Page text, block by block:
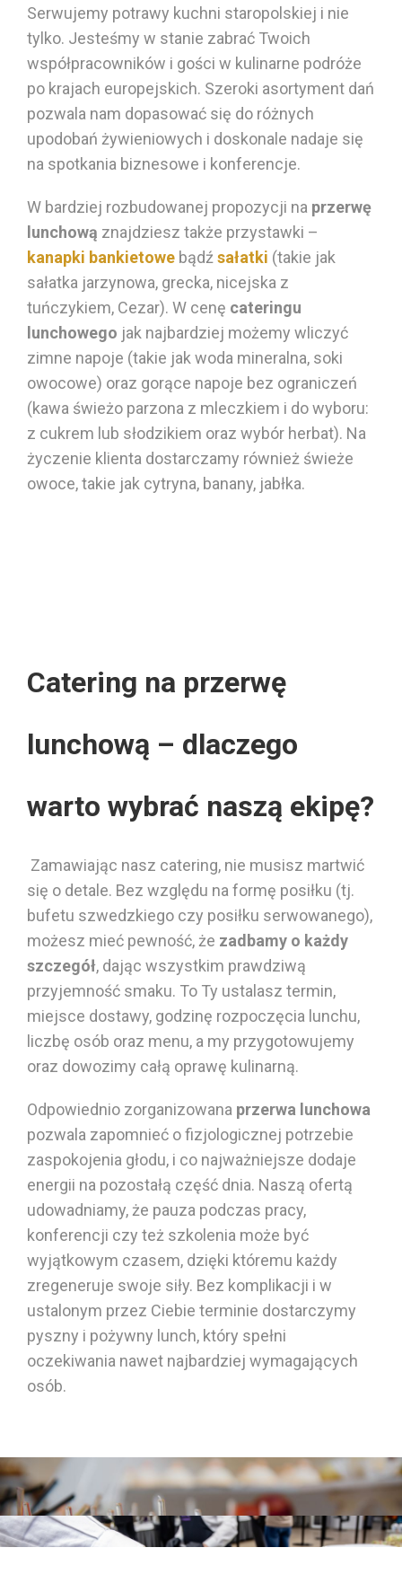
Serwujemy potrawy kuchni staropolskiej i nie
tylko. Jesteśmy w stanie zabrać Twoich
współpracowników i gości w kulinarne podróże
po krajach europejskich. Szeroki asortyment dań
pozwala nam dopasować się do różnych
upodobań żywieniowych i doskonale nadaje się
na spotkania biznesowe i konferencje.
W bardziej rozbudowanej propozycji na przerwę
lunchową znajdziesz także przystawki –
kanapki bankietowe bądźsałatki (takie jak
sałatka jarzynowa, grecka, nicejska z
tuńczykiem, Cezar). W cenę cateringu
lunchowego jak najbardziej możemy wliczyć
zimne napoje (takie jak woda mineralna, soki
owocowe) oraz gorące napoje bez ograniczeń
(kawa świeżo parzona z mleczkiem i do wyboru:
z cukrem lub słodzikiem oraz wybór herbat). Na
życzenie klienta dostarczamy również świeże
owoce, takie jak cytryna, banany, jabłka.
Catering na przerwę
lunchową – dlaczego
warto wybrać naszą ekipę?
Zamawiając nasz catering, nie musisz martwić
się o detale. Bez względu na formę posiłku (tj.
bufetu szwedzkiego czy posiłku serwowanego),
możesz mieć pewność, że zadbamy o każdy
szczegół, dając wszystkim prawdziwą
przyjemność smaku. To Ty ustalasz termin,
miejsce dostawy, godzinę rozpoczęcia lunchu,
liczbę osób oraz menu, a my przygotowujemy
oraz dowozimy całą oprawę kulinarną.
Odpowiednio zorganizowana przerwa lunchowa
pozwala zapomnieć o fizjologicznej potrzebie
zaspokojenia głodu, i co najważniejsze dodaje
energii na pozostałą część dnia. Naszą ofertą
udowadniamy, że pauza podczas pracy,
konferencji czy też szkolenia może być
wyjątkowym czasem, dzięki któremu każdy
zregeneruje swoje siły. Bez komplikacji i w
ustalonym przez Ciebie terminie dostarczymy
pyszny i pożywny lunch, który spełni
oczekiwania nawet najbardziej wymagających
osób.